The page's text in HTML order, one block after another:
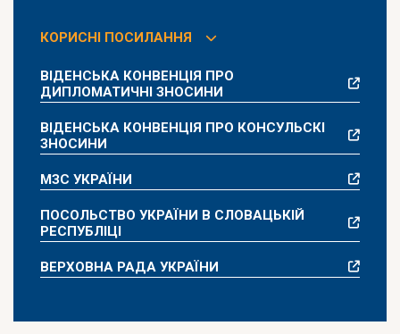
КОРИСНІ ПОСИЛАННЯ
ВІДЕНСЬКА КОНВЕНЦІЯ ПРО
ДИПЛОМАТИЧНІ ЗНОСИНИ
ВІДЕНСЬКА КОНВЕНЦІЯ ПРО КОНСУЛЬСКІ
ЗНОСИНИ
MЗC УКРАЇНИ
ПОСОЛЬСТВО УКРАЇНИ В СЛОВАЦЬКІЙ
РЕСПУБЛІЦІ
ВЕРХОВНА РАДА УКРАЇНИ